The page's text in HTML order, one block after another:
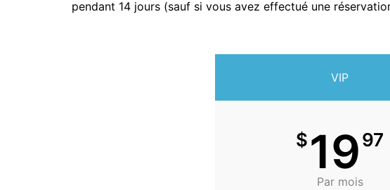
pendant 14 jours (sauf si vous avez effectué une
VIP
$1997
Par mois